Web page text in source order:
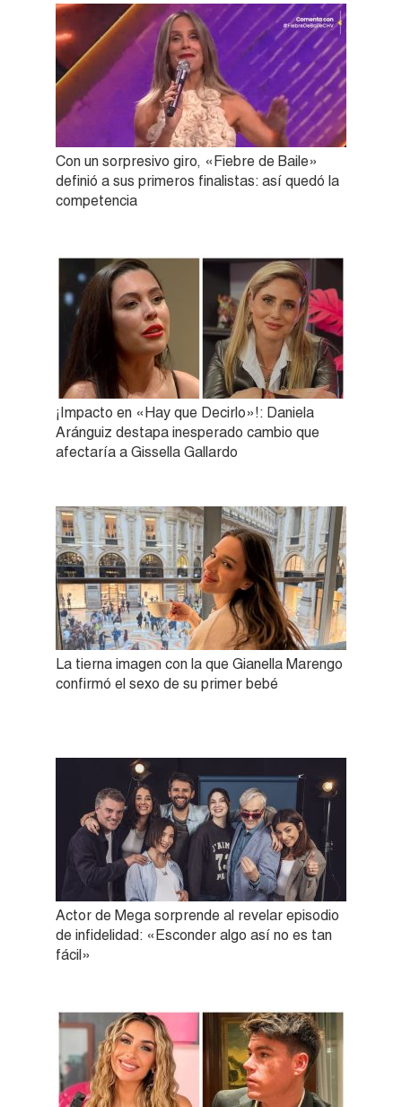
Con un sorpresivo giro, «Fiebre de Baile»
definió a sus primeros finalistas: así quedó la
competencia
¡Impacto en «Hay que Decirlo»!: Daniela
Aránguiz destapa inesperado cambio que
afectaría a Gissella Gallardo
La tierna imagen con la que Gianella Marengo
confirmó el sexo de su primer bebé
Actor de Mega sorprende al revelar episodio
de infidelidad: «Esconder algo así no es tan
fácil»